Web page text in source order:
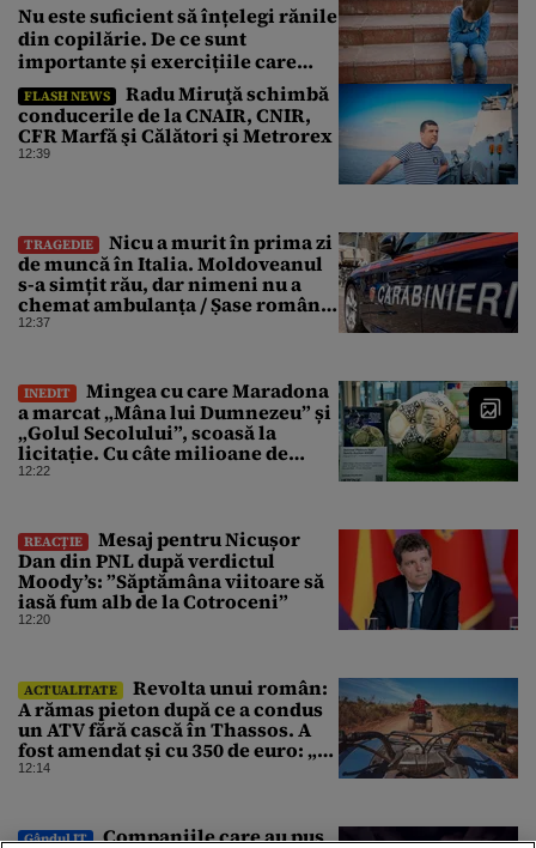
Nu este suficient să înțelegi rănile
din copilărie. De ce sunt
importante și exercițiile care
calmează sistemul nervos
FLASH NEWS
Radu Miruţă schimbă
conducerile de la CNAIR, CNIR,
CFR Marfă şi Călători şi Metrorex
12:39
TRAGEDIE
Nicu a murit în prima zi
de muncă în Italia. Moldoveanul
s-a simțit rău, dar nimeni nu a
chemat ambulanța / Șase români,
anchetați
12:37
INEDIT
Mingea cu care Maradona
a marcat „Mâna lui Dumnezeu” și
„Golul Secolului”, scoasă la
licitație. Cu câte milioane de
dolari ar putea fi vândută
12:22
REACȚIE
Mesaj pentru Nicușor
Dan din PNL după verdictul
Moody’s: ”Săptămâna viitoare să
iasă fum alb de la Cotroceni”
12:20
ACTUALITATE
Revolta unui român:
A rămas pieton după ce a condus
un ATV fără cască în Thassos. A
fost amendat și cu 350 de euro: „Vi
se pare normal?”
12:14
Gândul IT
Companiile care au pus